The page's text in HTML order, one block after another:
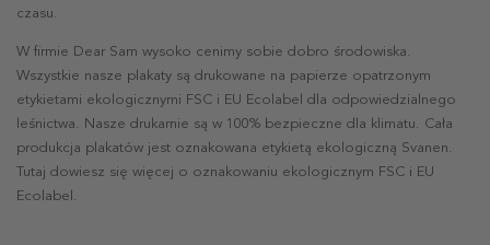
czasu.
W firmie Dear Sam wysoko cenimy sobie dobro środowiska.
Wszystkie nasze plakaty są drukowane na papierze opatrzonym
etykietami ekologicznymi FSC i EU Ecolabel dla odpowiedzialnego
leśnictwa. Nasze drukarnie są w 100% bezpieczne dla klimatu. Cała
produkcja plakatów jest oznakowana etykietą ekologiczną Svanen.
Tutaj dowiesz się więcej o oznakowaniu ekologicznym FSC i EU
Ecolabel.